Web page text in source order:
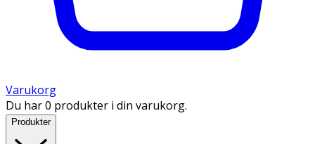
Varukorg
Du har 0 produkter i din varukorg.
Produkter